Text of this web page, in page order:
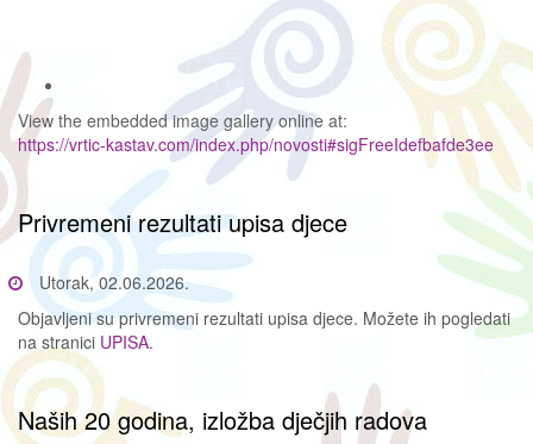
View the embedded image gallery online at:
https://vrtic-kastav.com/index.php/novosti#sigFreeIdefbafde3ee
Privremeni rezultati upisa djece
Utorak, 02.06.2026.
Objavljeni su privremeni rezultati upisa djece. Možete ih pogledati
na stranici UPISA.
Naših 20 godina, izložba dječjih radova